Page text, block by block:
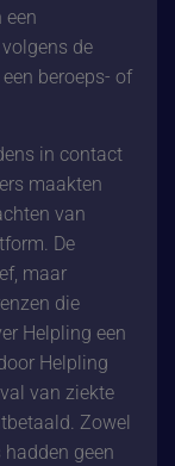
een
de
beroeps- of
in contact
maakten
van
De
maar
die
Helpling een
Helpling
van ziekte
Zowel
geen